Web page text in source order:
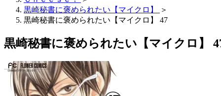
黒崎秘書に褒められたい【マイクロ】
＞
黒崎秘書に褒められたい【マイクロ】 47
黒崎秘書に褒められたい【マイクロ】